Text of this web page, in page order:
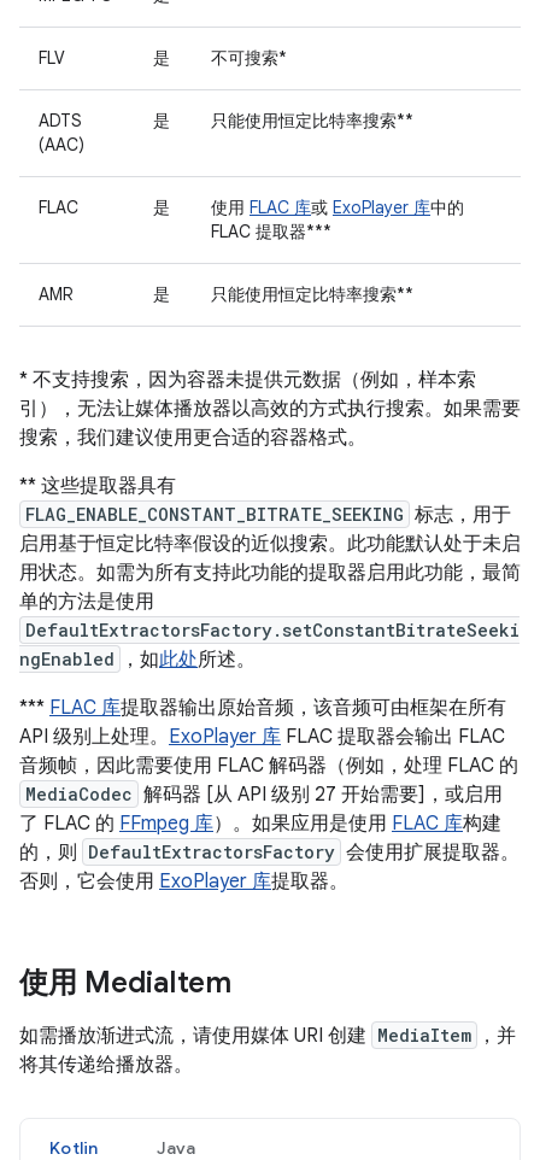
FLV 是 不可搜索*
ADTS
(AAC)
是 只能使用恒定比特率搜索**
FLAC 是 使用 FLAC 库或 ExoPlayer 库中的
FLAC 提取器***
AMR 是 只能使用恒定比特率搜索**
* 不支持搜索，因为容器未提供元数据（例如，样本索
引），无法让媒体播放器以高效的方式执行搜索。如果需要
搜索，我们建议使用更合适的容器格式。
** 这些提取器具有
FLAG_ENABLE_CONSTANT_BITRATE_SEEKING 标志，用于
启用基于恒定比特率假设的近似搜索。此功能默认处于未启
用状态。如需为所有支持此功能的提取器启用此功能，最简
单的方法是使用
DefaultExtractorsFactory.setConstantBitrateSeeki
ngEnabled
，如此处所述。
*** FLAC 库提取器输出原始音频，该音频可由框架在所有
API 级别上处理。 ExoPlayer 库 FLAC 提取器会输出 FLAC
音频帧，因此需要使用 FLAC 解码器（例如，处理 FLAC 的
MediaCodec 解码器 [从 API 级别 27 开始需要]，或启用
了 FLAC 的 FFmpeg 库）。如果应用是使用 FLAC 库构建
的，则
DefaultExtractorsFactory 会使用扩展提取器。
否则，它会使用 ExoPlayer 库提取器。
使用 MediaItem
如需播放渐进式流，请使用媒体 URI 创建 MediaItem
，并
将其传递给播放器。
Kotlin Java